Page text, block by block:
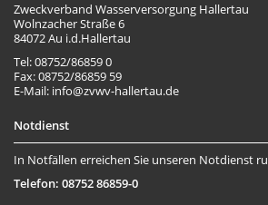
Zweckverband Wasserversorgung Hallertau
Wolnzacher Straße 6
84072 Au i.d.Hallertau
Tel: 08752/86859 0
Fax: 08752/86859 59
E-Mail: info@zvwv-hallertau.de
Notdienst
In Notfällen erreichen Sie unseren Notdienst
Telefon: 08752 86859-0